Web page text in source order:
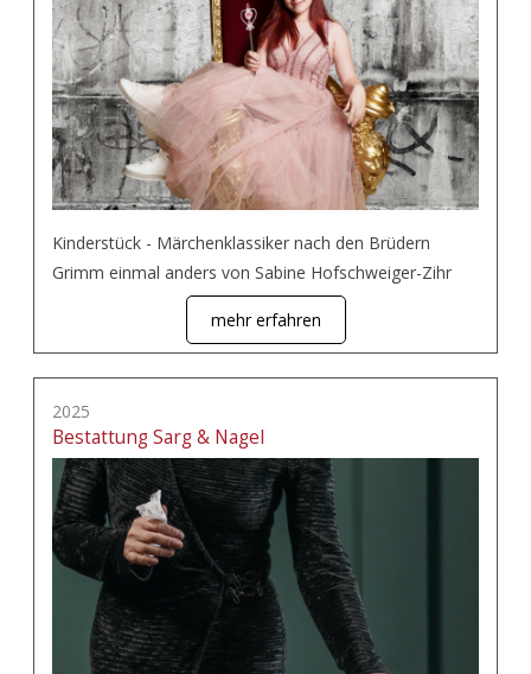
Kinderstück - Märchenklassiker nach den Brüdern
Grimm einmal anders von Sabine Hofschweiger-Zihr
mehr erfahren
2025
Bestattung Sarg & Nagel